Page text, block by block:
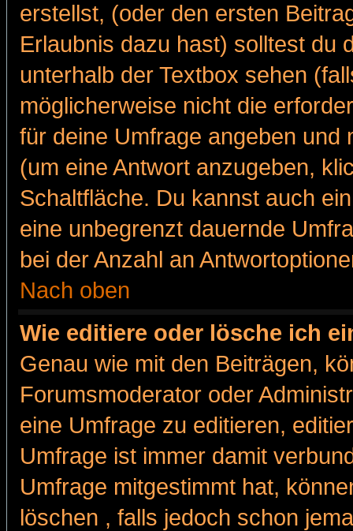
erstellst, (oder den ersten
Erlaubnis dazu hast) solltest du
unterhalb der Textbox sehen
möglicherweise nicht die
für deine Umfrage angeben und
(um eine Antwort anzugeben,
Schaltfläche. Du kannst auch
eine unbegrenzt dauernde
bei der Anzahl an
Nach oben
Wie editiere oder lösche ich
Genau wie mit den Beiträgen,
Forumsmoderator oder
eine Umfrage zu editieren,
Umfrage ist immer damit
Umfrage mitgestimmt hat,
löschen , falls jedoch schon